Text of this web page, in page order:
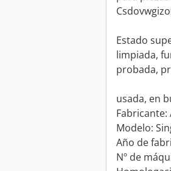
Estado
limpiada,
probada,
usada, en
Fabricante:
Modelo:
Año de
Nº de